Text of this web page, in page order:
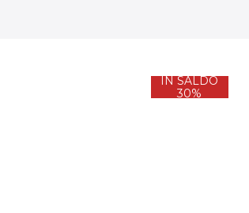
IN SALDO
30%